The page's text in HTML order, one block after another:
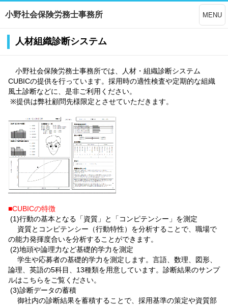
小野社会保険労務士事務所 MENU
人材組織診断システム
小野社会保険労務士事務所では、人材・組織診断システム
CUBICの提供を行っています。採用時の適性検査や定期的な組織
風土診断などに、是非ご利用ください。
※提供は弊社顧問先様限定とさせていただきます。
■CUBICの特徴
(1)行動の基本となる「資質」と「コンピテンシー」を測定
資質とコンピテンシー（行動特性）を分析することで、職場で
の能力発揮度合いを分析することができます。
(2)地頭や論理力など基礎的学力を測定
学生や応募者の基礎的学力を測定します。言語、数理、図形、
論理、英語の5科目、13種類を用意しています。診断結果のサンプ
ルはこちらをご覧ください。
(3)診断データの蓄積
御社内の診断結果を蓄積することで、採用基準の策定や資質部